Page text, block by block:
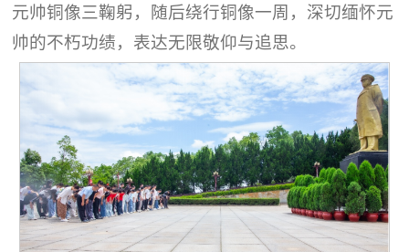
元帅铜像三鞠躬，随后绕行铜像一周，深切缅怀元
帅的不朽功绩，表达无限敬仰与追思。